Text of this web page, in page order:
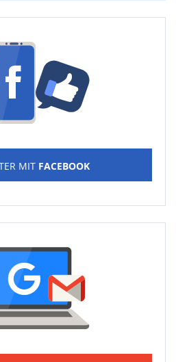
MIT FACEBOOK